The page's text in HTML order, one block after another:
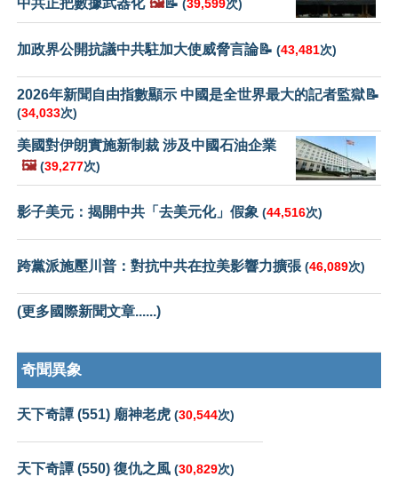
中共正把數據武器化 🖼️📝 (39,599次)
加政界公開抗議中共駐加大使威脅言論📝 (43,481次)
2026年新聞自由指數顯示 中國是全世界最大的記者監獄📝
(34,033次)
美國對伊朗實施新制裁 涉及中國石油企業
🖼️ (39,277次)
影子美元：揭開中共「去美元化」假象 (44,516次)
跨黨派施壓川普：對抗中共在拉美影響力擴張 (46,089次)
(更多國際新聞文章......)
奇聞異象
天下奇譚 (551) 廟神老虎 (30,544次)
天下奇譚 (550) 復仇之風 (30,829次)